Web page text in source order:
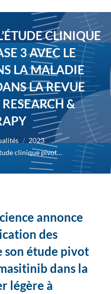
CLINIQUE
3 AVEC LE
LA MALADIE
LA REVUE
&
2023
clinique pivot…
annonce
des
son étude pivot
dans la
légère à